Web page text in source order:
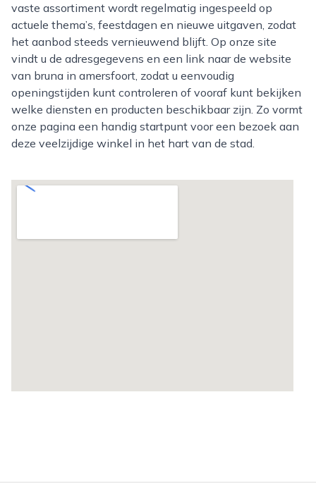
vaste assortiment wordt regelmatig ingespeeld op
actuele thema’s, feestdagen en nieuwe uitgaven, zodat
het aanbod steeds vernieuwend blijft. Op onze site
vindt u de adresgegevens en een link naar de website
van bruna in amersfoort, zodat u eenvoudig
openingstijden kunt controleren of vooraf kunt bekijken
welke diensten en producten beschikbaar zijn. Zo vormt
onze pagina een handig startpunt voor een bezoek aan
deze veelzijdige winkel in het hart van de stad.